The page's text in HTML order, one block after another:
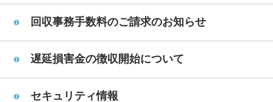
回収事務手数料のご請求のお知らせ
遅延損害金の徴収開始について
セキュリティ情報